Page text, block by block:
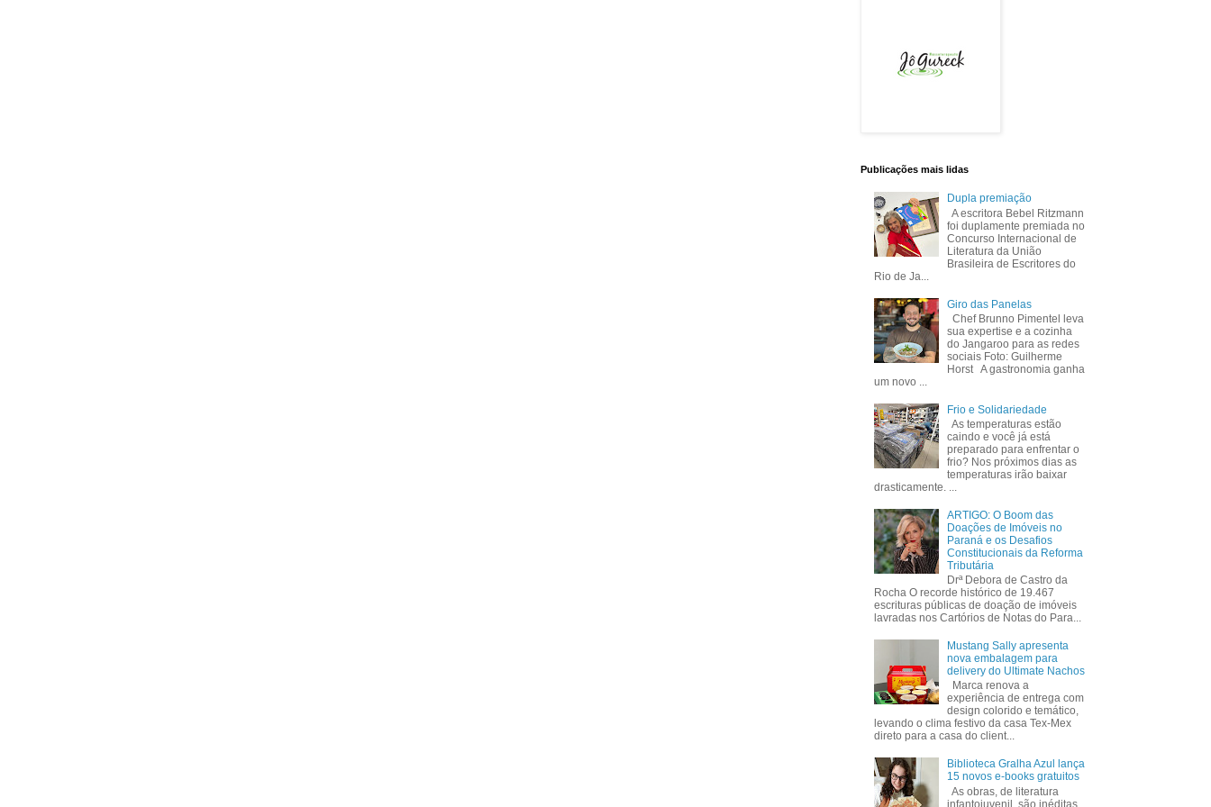
Publicações mais lidas
Dupla premiação
A escritora Bebel Ritzmann
foi duplamente premiada no
Concurso Internacional de
Literatura da União
Brasileira de Escritores do
Rio de Ja...
Giro das Panelas
Chef Brunno Pimentel leva
sua expertise e a cozinha
do Jangaroo para as redes
sociais Foto: Guilherme
Horst A gastronomia ganha
um novo ...
Frio e Solidariedade
As temperaturas estão
caindo e você já está
preparado para enfrentar o
frio? Nos próximos dias as
temperaturas irão baixar
drasticamente. ...
ARTIGO: O Boom das
Doações de Imóveis no
Paraná e os Desafios
Constitucionais da Reforma
Tributária
Drª Debora de Castro da
Rocha O recorde histórico de 19.467
escrituras públicas de doação de imóveis
lavradas nos Cartórios de Notas do Para...
Mustang Sally apresenta
nova embalagem para
delivery do Ultimate Nachos
Marca renova a
experiência de entrega com
design colorido e temático,
levando o clima festivo da casa Tex-Mex
direto para a casa do client...
Biblioteca Gralha Azul lança
15 novos e-books gratuitos
As obras, de literatura
infantojuvenil, são inéditas